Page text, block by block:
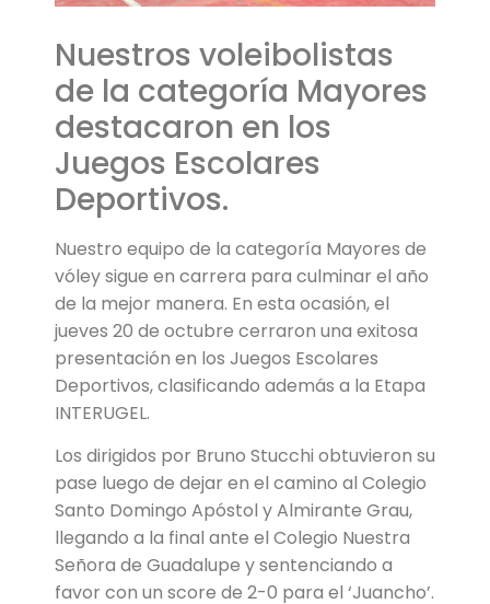
Nuestros voleibolistas
de la categoría Mayores
destacaron en los
Juegos Escolares
Deportivos.
Nuestro equipo de la categoría Mayores de
vóley sigue en carrera para culminar el año
de la mejor manera. En esta ocasión, el
jueves 20 de octubre cerraron una exitosa
presentación en los Juegos Escolares
Deportivos, clasificando además a la Etapa
INTERUGEL.
Los dirigidos por Bruno Stucchi obtuvieron su
pase luego de dejar en el camino al Colegio
Santo Domingo Apóstol y Almirante Grau,
llegando a la final ante el Colegio Nuestra
Señora de Guadalupe y sentenciando a
favor con un score de 2-0 para el ‘Juancho’.